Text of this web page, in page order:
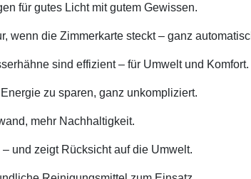
für gutes Licht mit gutem Gewissen.
wenn die Zimmerkarte steckt – ganz
sind effizient – für Umwelt und Komfort.
zu sparen, ganz unkompliziert.
mehr Nachhaltigkeit.
und zeigt Rücksicht auf die Umwelt.